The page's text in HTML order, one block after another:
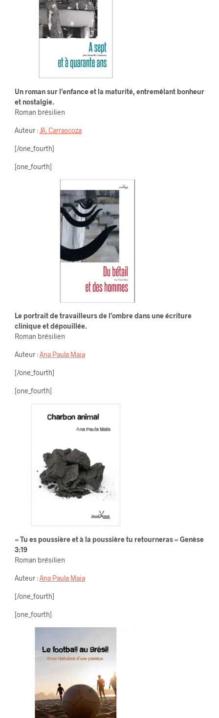
Un roman sur l’enfance et la maturité, entremêlant bonheur
et nostalgie.
Roman brésilien
Auteur :JA. Carrascoza
[/one_fourth]
[one_fourth]
Le portrait de travailleurs de l’ombre dans une écriture
clinique et dépouillée.
Roman brésilien
Auteur :Ana Paula Maia
[/one_fourth]
[one_fourth]
« Tu es poussière et à la poussière tu retourneras » Genèse
3:19
Roman brésilien
Auteur :Ana Paula Maia
[/one_fourth]
[one_fourth]